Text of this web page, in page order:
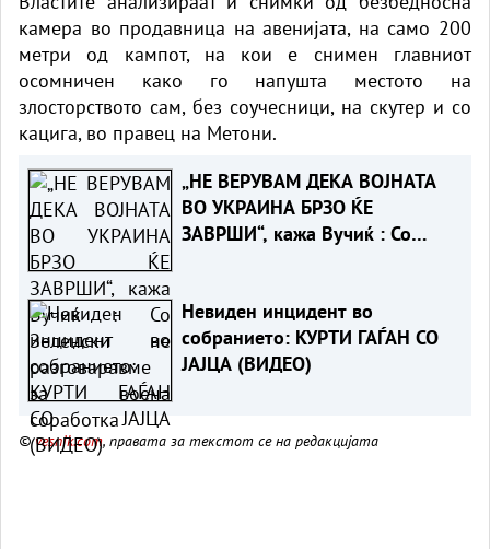
камера во продавница на авенијата, на само 200
метри од кампот, на кои е снимен главниот
осомничен како го напушта местото на
злосторството сам, без соучесници, на скутер и со
кацига, во правец на Метони.
„НЕ ВЕРУВАМ ДЕКА ВОЈНАТА
ВО УКРАИНА БРЗО ЌЕ
ЗАВРШИ“, кажа Вучиќ : Со
Невиден инцидент во
собранието: КУРТИ ГАЃАН СО
ЈАЈЦА (ВИДЕО)
©vesnik.com, правата за текстот се на редакцијата